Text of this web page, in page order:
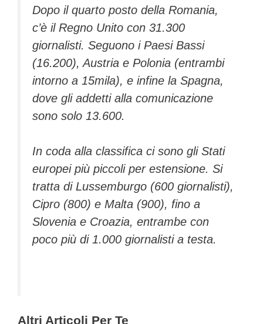
Dopo il quarto posto della Romania,
c’è il Regno Unito con 31.300
giornalisti. Seguono i Paesi Bassi
(16.200), Austria e Polonia (entrambi
intorno a 15mila), e infine la Spagna,
dove gli addetti alla comunicazione
sono solo 13.600.
In coda alla classifica ci sono gli Stati
europei più piccoli per estensione. Si
tratta di Lussemburgo (600 giornalisti),
Cipro (800) e Malta (900), fino a
Slovenia e Croazia, entrambe con
poco più di 1.000 giornalisti a testa.
Altri Articoli Per Te